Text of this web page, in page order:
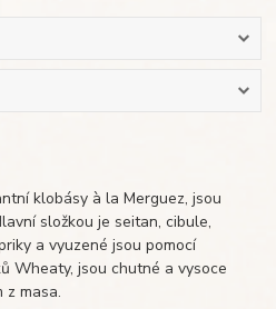
klobásy à la Merguez, jsou
složkou je seitan, cibule,
a vyuzené jsou pomocí
Wheaty, jsou chutné a vysoce
z masa.